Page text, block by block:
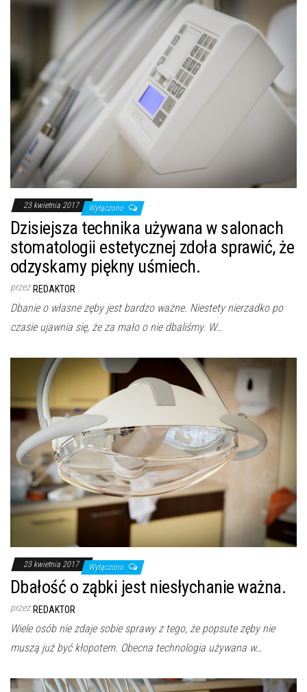
23 kwietnia 2017 Wyłączono
Dzisiejsza technika używana w salonach
stomatologii estetycznej zdoła sprawić, że
odzyskamy piękny uśmiech.
przez REDAKTOR
Dbanie o własne zęby jest bardzo ważne. Niestety nierzadko po
czasie ujawnia się, że za mało o nie dbaliśmy. W…
23 kwietnia 2017 Wyłączono
Dbałość o ząbki jest niesłychanie ważna.
przez REDAKTOR
Wiele osób nie zdaje sobie sprawy z tego, że popsute zęby nie
muszą już być kłopotem. Obecna technologia używana w…